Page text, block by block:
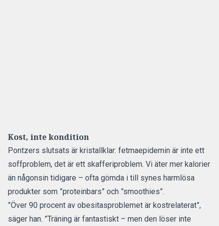
Kost, inte kondition
Pontzers slutsats är kristallklar: fetmaepidemin är inte ett
soffproblem, det är ett skafferi­problem. Vi äter mer kalorier
än någonsin tidigare – ofta gömda i till synes harmlösa
produkter som ”proteinbars” och ”smoothies”.
”Över 90 procent av obesitasproblemet är kostrelaterat”,
säger han. ”Träning är fantastiskt – men den löser inte